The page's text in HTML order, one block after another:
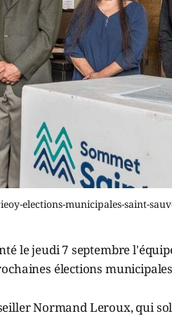
elections-municipales-saint-
le jeudi 7 septembre
élections
Normand Leroux, qui